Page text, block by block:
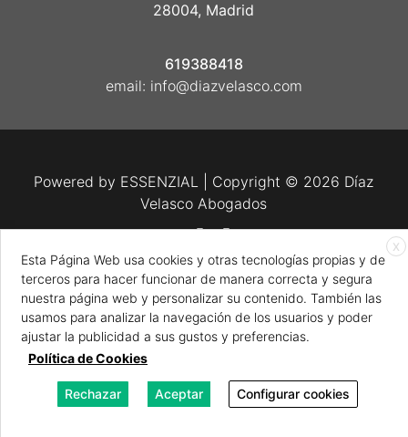
28004, Madrid
619388418
email: info@diazvelasco.com
Powered by ESSENZIAL | Copyright © 2026 Díaz
Velasco Abogados
Aviso legal - Cookies
Política de Pivacidad
X
Esta Página Web usa cookies y otras tecnologías propias y de
terceros para hacer funcionar de manera correcta y segura
nuestra página web y personalizar su contenido. También las
usamos para analizar la navegación de los usuarios y poder
ajustar la publicidad a sus gustos y preferencias.
Política de Cookies
Rechazar Aceptar Configurar cookies